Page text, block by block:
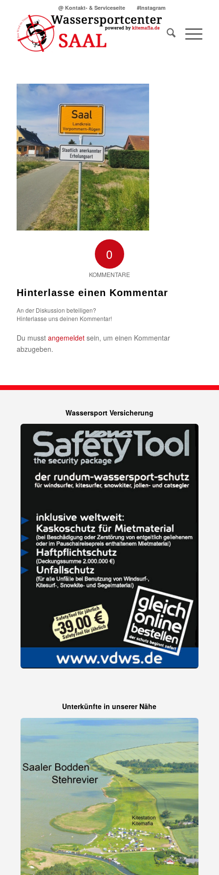
@ Kontakt- & Serviceseite #Instagram
0
KOMMENTARE
Hinterlasse einen Kommentar
An der Diskussion beteiligen?
Hinterlasse uns deinen Kommentar!
Du musst angemeldetsein, um einen Kommentar
abzugeben.
Wassersport Versicherung
Unterkünfte in unserer Nähe